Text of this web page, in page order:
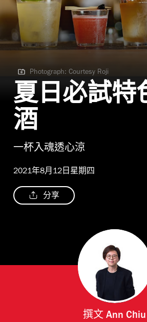
Photograph: Courtesy Roji
Photograph: Courtesy Roji
夏日必試特
酒
一杯入魂透心涼
2021年8月12日星期四
分享
撰文Ann Chiu